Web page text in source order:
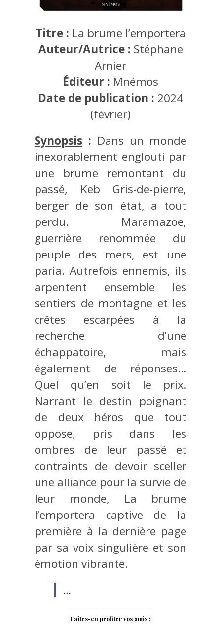
Titre : La brume l’emportera
Auteur/Autrice : Stéphane
Arnier
Éditeur : Mnémos
Date de publication : 2024
(février)
Synopsis : Dans un monde
inexorablement englouti par
une brume remontant du
passé, Keb Gris-de-pierre,
berger de son état, a tout
perdu. Maramazoe,
guerrière renommée du
peuple des mers, est une
paria. Autrefois ennemis, ils
arpentent ensemble les
sentiers de montagne et les
crêtes escarpées à la
recherche d’une
échappatoire, mais
également de réponses…
Quel qu’en soit le prix.
Narrant le destin poignant
de deux héros que tout
oppose, pris dans les
ombres de leur passé et
contraints de devoir sceller
une alliance pour la survie de
leur monde, La brume
l’emportera captive de la
première à la dernière page
par sa voix singulière et son
émotion vibrante.
…
Faites-en profiter vos amis :